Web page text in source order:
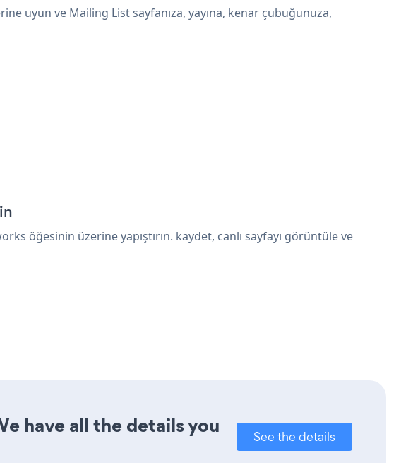
uyun ve Mailing List sayfanıza, yayına, kenar çubuğunuza,
öğesinin üzerine yapıştırın. kaydet, canlı sayfayı görüntüle ve
have all the details you
See the details